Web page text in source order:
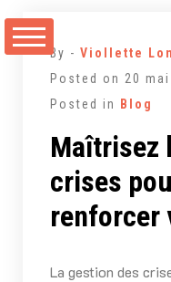
au
By - Viollette
Posted on 20
Posted in
Blog
Maîtrisez
crises
renforcer
La gestion des